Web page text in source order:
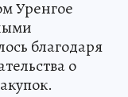
Уренгое
благодаря
о